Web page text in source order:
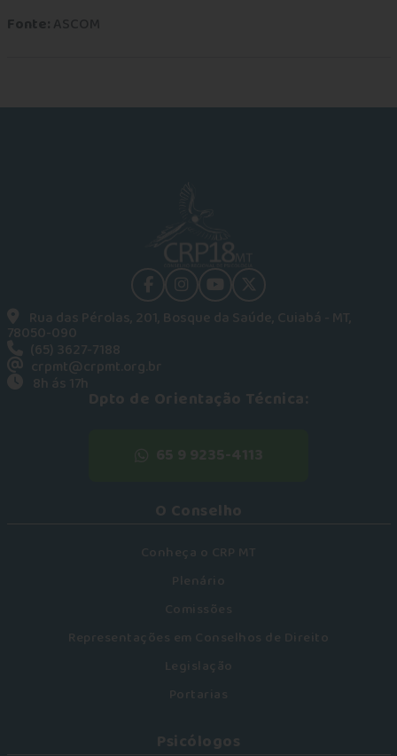
Fonte: ASCOM
facebookinstagram
youtubeTwitter
Rua das Pérolas, 201, Bosque da Saúde, Cuiabá - MT,
78050-090
(65) 3627-7188
crpmt@crpmt.org.br
8h ás 17h
Dpto de Orientação Técnica:
O Conselho
Conheça o CRP MT
Plenário
Comissões
Representações em Conselhos de Direito
Legislação
Portarias
Psicólogos